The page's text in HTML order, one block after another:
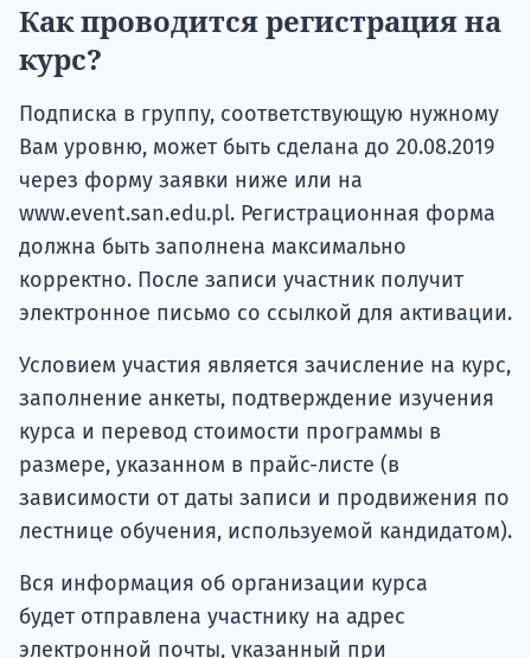
Как проводится регистрация на
курс?
Подписка в группу, соответствующую нужному
Вам уровню, может быть сделана до 20.08.2019
через форму заявки ниже или на
www.event.san.edu.pl. Регистрационная форма
должна быть заполнена максимально
корректно. После записи участник получит
электронное письмо со ссылкой для активации.
Условием участия является зачисление на курс,
заполнение анкеты, подтверждение изучения
курса и перевод стоимости программы в
размере, указанном в прайс-листе (в
зависимости от даты записи и продвижения по
лестнице обучения, используемой кандидатом).
Вся информация об организации курса
будет отправлена ​​участнику на адрес
электронной почты, указанный при